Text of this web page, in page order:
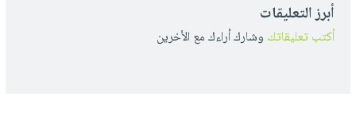
أبرز التعليقات
أكتب تعليقاتك وشارك أراءك مع الأخرين